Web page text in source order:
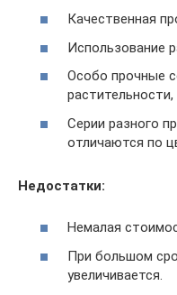
Качественная
Использование
Особо прочные
Серии разного
отличаются по
Недостатки:
Немалая
При большом
увеличивается.